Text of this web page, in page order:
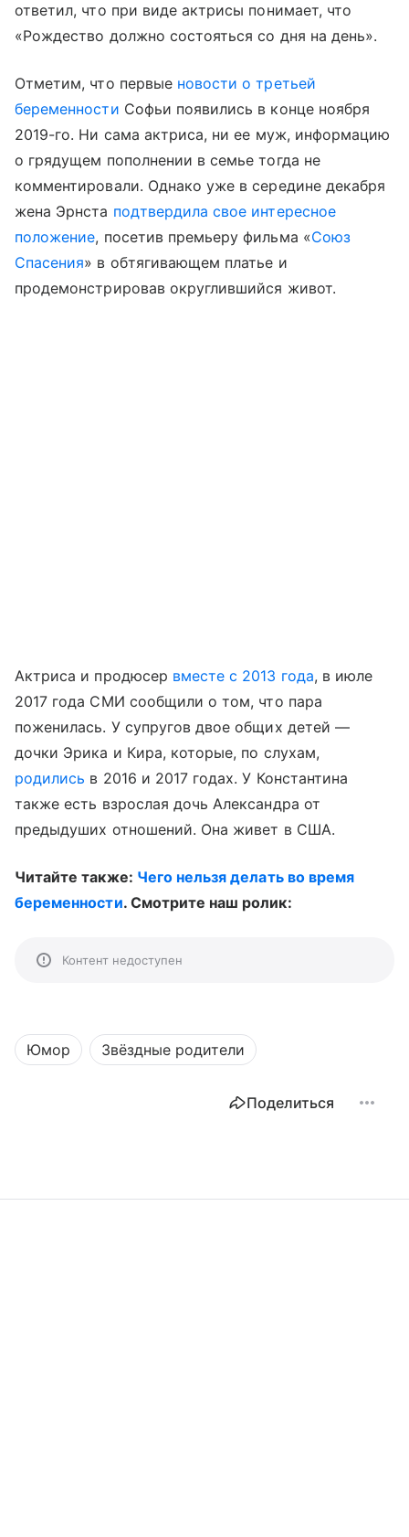
ответил, что при виде актрисы понимает, что
«Рождество должно состояться со дня на день».
Отметим, что первые новости о третьей
беременности Софьи появились в конце ноября
2019-го. Ни сама актриса, ни ее муж, информацию
о грядущем пополнении в семье тогда не
комментировали. Однако уже в середине декабря
жена Эрнста подтвердила свое интересное
положение, посетив премьеру фильма «Союз
Спасения» в обтягивающем платье и
продемонстрировав округлившийся живот.
Актриса и продюсер вместе с 2013 года, в июле
2017 года СМИ сообщили о том, что пара
поженилась. У супругов двое общих детей —
дочки Эрика и Кира, которые, по слухам,
родились в 2016 и 2017 годах. У Константина
также есть взрослая дочь Александра от
предыдуших отношений. Она живет в США.
Читайте также: Чего нельзя делать во время
беременности. Смотрите наш ролик:
Контент недоступен
Юмор Звёздные родители
Поделиться